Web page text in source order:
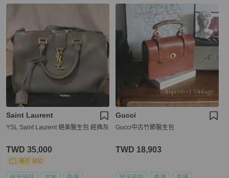
Saint Laurent
YSL Saint Laurent 絕美醫生包 經典灰
TWD 35,000
現折 800
Gucci
Gucci中古竹節醫生包
TWD 18,903